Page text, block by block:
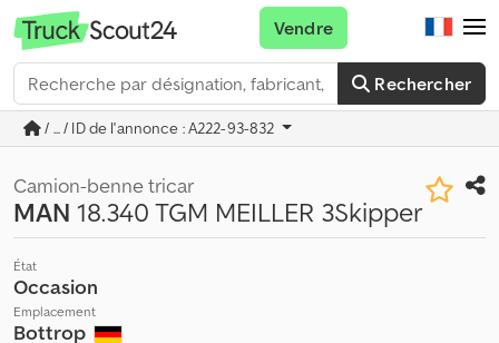
Rechercher
Vendre
/ ... / ID de l'annonce : A222-93-832
Camion-benne tricar
MAN 18.340 TGM MEILLER 3Skipper
État
Occasion
Emplacement
Bottrop